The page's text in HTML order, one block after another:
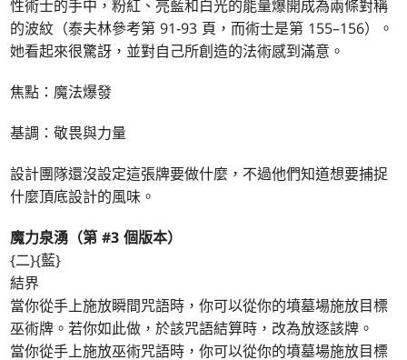
性術士的手中，粉紅、亮藍和白光的能量爆開成為兩條對稱
的波紋（泰夫林參考第 91-93 頁，而術士是第 155–156）。
她看起來很驚訝，並對自己所創造的法術感到滿意。
焦點：魔法爆發
基調：敬畏與力量
設計團隊還沒設定這張牌要做什麼，不過他們知道想要捕捉
什麼頂底設計的風味。
魔力泉湧（第 #3 個版本）
{二}{藍}
結界
當你從手上施放瞬間咒語時，你可以從你的墳墓場施放目標
巫術牌。若你如此做，於該咒語結算時，改為放逐該牌。
當你從手上施放巫術咒語時，你可以從你的墳墓場施放目標